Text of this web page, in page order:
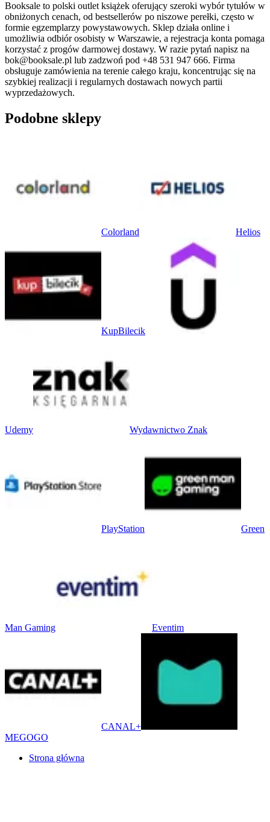
Booksale to polski outlet książek oferujący szeroki wybór tytułów w
obniżonych cenach, od bestsellerów po niszowe perełki, często w
formie egzemplarzy powystawowych. Sklep działa online i
umożliwia odbiór osobisty w Warszawie, a rejestracja konta pomaga
korzystać z progów darmowej dostawy. W razie pytań napisz na
bok@booksale.pl lub zadzwoń pod +48 531 947 666. Firma
obsługuje zamówienia na terenie całego kraju, koncentrując się na
szybkiej realizacji i regularnych dostawach nowych partii
wyprzedażowych.
Podobne sklepy
Colorland Helios
KupBilecik
Udemy Wydawnictwo Znak
PlayStation Green
Man Gaming Eventim
CANAL+
MEGOGO
Strona główna